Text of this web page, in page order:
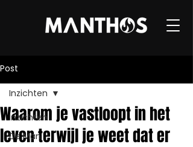
Post
Inzichten
De Man
Inzichten
Waarom je vastloopt in het
leven terwijl je weet dat er